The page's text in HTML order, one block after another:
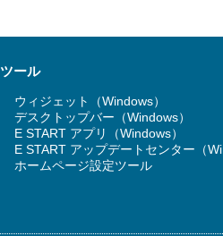
ツール
ウィジェット（Windows）
デスクトップバー（Windows）
E START アプリ（Windows）
E START アップデートセンター（
ホームページ設定ツール